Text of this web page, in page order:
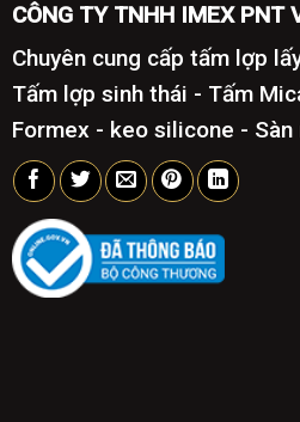
CÔNG TY TNHH IMEX PNT
Chuyên cung cấp tấm lợp
Tấm lợp sinh thái - Tấm
Formex - keo silicone -